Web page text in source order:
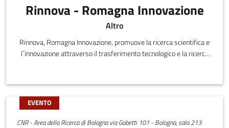
Rinnova - Romagna Innovazione
Altro
Rinnova, Romagna Innovazione, promuove la ricerca scientifica e
l´innovazione attraverso il trasferimento tecnologico e la ricerca
EVENTO
CNR - Area della Ricerca di Bologna via Gobetti 101 - Bologna, sala 213